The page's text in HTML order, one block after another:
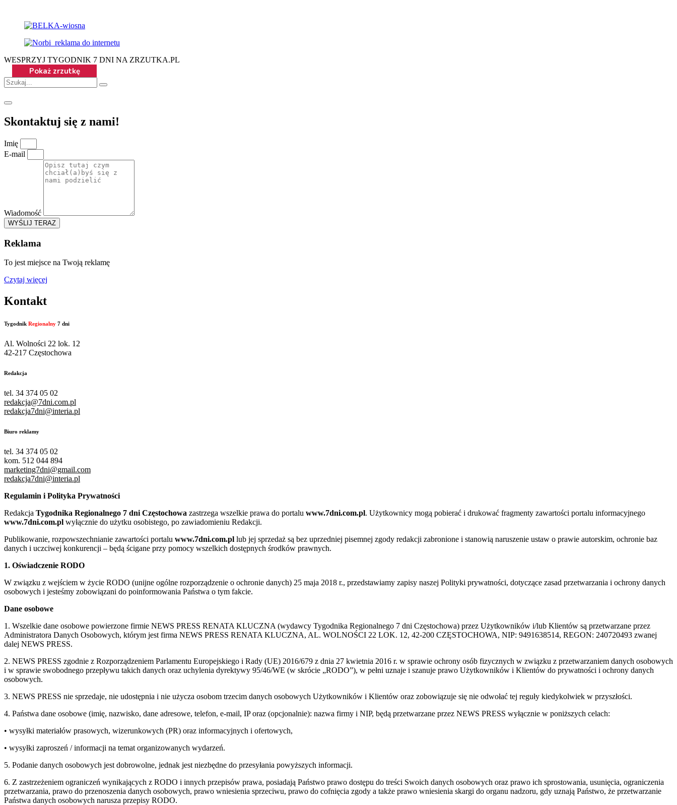
WESPRZYJ TYGODNIK 7 DNI NA ZRZUTKA.PL
Skontaktuj się z nami!
Imię
E-mail
Wiadomość
WYŚLIJ TERAZ
Reklama
To jest miejsce na Twoją reklamę
Czytaj więcej
Kontakt
Tygodnik Regionalny 7 dni
Al. Wolności 22 lok. 12
42-217 Częstochowa
Redakcja
tel. 34 374 05 02
redakcja@7dni.com.pl
redakcja7dni@interia.pl
Biuro reklamy
tel. 34 374 05 02
kom. 512 044 894
marketing7dni@gmail.com
redakcja7dni@interia.pl
Regulamin i Polityka Prywatności
Redakcja Tygodnika Regionalnego 7 dni Częstochowa zastrzega wszelkie prawa do portalu www.7dni.com.pl. Użytkownicy mogą pobierać i drukować fragmenty zawartości portalu informacyjnego
www.7dni.com.pl wyłącznie do użytku osobistego, po zawiadomieniu Redakcji.
Publikowanie, rozpowszechnianie zawartości portalu www.7dni.com.pl lub jej sprzedaż są bez uprzedniej pisemnej zgody redakcji zabronione i stanowią naruszenie ustaw o prawie autorskim, ochronie baz
danych i uczciwej konkurencji – będą ścigane przy pomocy wszelkich dostępnych środków prawnych.
1. Oświadczenie RODO
W związku z wejściem w życie RODO (unijne ogólne rozporządzenie o ochronie danych) 25 maja 2018 r., przedstawiamy zapisy naszej Polityki prywatności, dotyczące zasad przetwarzania i ochrony danych
osobowych i jesteśmy zobowiązani do poinformowania Państwa o tym fakcie.
Dane osobowe
1. Wszelkie dane osobowe powierzone firmie NEWS PRESS RENATA KLUCZNA (wydawcy Tygodnika Regionalnego 7 dni Częstochowa) przez Użytkowników i/lub Klientów są przetwarzane przez
Administratora Danych Osobowych, którym jest firma NEWS PRESS RENATA KLUCZNA, AL. WOLNOŚCI 22 LOK. 12, 42-200 CZĘSTOCHOWA, NIP: 9491638514, REGON: 240720493 zwanej
dalej NEWS PRESS.
2. NEWS PRESS zgodnie z Rozporządzeniem Parlamentu Europejskiego i Rady (UE) 2016/679 z dnia 27 kwietnia 2016 r. w sprawie ochrony osób fizycznych w związku z przetwarzaniem danych osobowych
i w sprawie swobodnego przepływu takich danych oraz uchylenia dyrektywy 95/46/WE (w skrócie „RODO”), w pełni uznaje i szanuje prawo Użytkowników i Klientów do prywatności i ochrony danych
osobowych.
3. NEWS PRESS nie sprzedaje, nie udostępnia i nie użycza osobom trzecim danych osobowych Użytkowników i Klientów oraz zobowiązuje się nie odwołać tej reguły kiedykolwiek w przyszłości.
4. Państwa dane osobowe (imię, nazwisko, dane adresowe, telefon, e-mail, IP oraz (opcjonalnie): nazwa firmy i NIP, będą przetwarzane przez NEWS PRESS wyłącznie w poniższych celach:
• wysyłki materiałów prasowych, wizerunkowych (PR) oraz informacyjnych i ofertowych,
• wysyłki zaproszeń / informacji na temat organizowanych wydarzeń.
5. Podanie danych osobowych jest dobrowolne, jednak jest niezbędne do przesyłania powyższych informacji.
6. Z zastrzeżeniem ograniczeń wynikających z RODO i innych przepisów prawa, posiadają Państwo prawo dostępu do treści Swoich danych osobowych oraz prawo ich sprostowania, usunięcia, ograniczenia
przetwarzania, prawo do przenoszenia danych osobowych, prawo wniesienia sprzeciwu, prawo do cofnięcia zgody a także prawo wniesienia skargi do organu nadzoru, gdy uznają Państwo, że przetwarzanie
Państwa danych osobowych narusza przepisy RODO.